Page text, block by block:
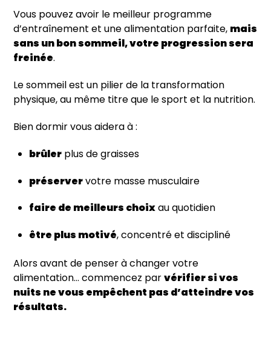
Vous pouvez avoir le meilleur programme
d’entraînement et une alimentation parfaite, mais
sans un bon sommeil, votre progression sera
freinée.
Le sommeil est un pilier de la transformation
physique, au même titre que le sport et la nutrition.
Bien dormir vous aidera à :
brûler plus de graisses
préservervotre masse musculaire
faire de meilleurs choixau quotidien
être plus motivé, concentré et discipliné
Alors avant de penser à changer votre
alimentation… commencez parvérifier si vos
nuits ne vous empêchent pas d’atteindre vos
résultats.